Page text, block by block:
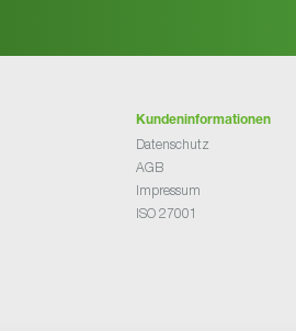
Kundeninformationen
Datenschutz
AGB
Impressum
ISO 27001